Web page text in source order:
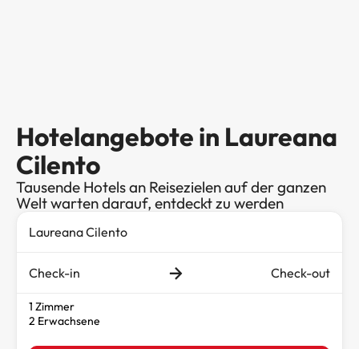
Hotelangebote in Laureana
Cilento
Tausende Hotels an Reisezielen auf der ganzen
Welt warten darauf, entdeckt zu werden
Check-in Check-out
1 Zimmer
2 Erwachsene